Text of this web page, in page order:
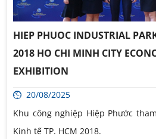
HIEP PHUOC INDUSTRIAL
2018 HO CHI MINH CITY
EXHIBITION
20/08/2025
Khu công nghiệp Hiệp Phước
Kinh tế TP. HCM 2018.